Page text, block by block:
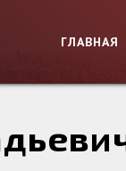
ГЛАВНАЯ